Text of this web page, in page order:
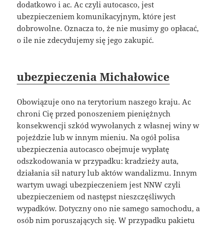
dodatkowo i ac. Ac czyli autocasco, jest
ubezpieczeniem komunikacyjnym, które jest
dobrowolne. Oznacza to, że nie musimy go opłacać,
o ile nie zdecydujemy się jego zakupić.
ubezpieczenia Michałowice
Obowiązuje ono na terytorium naszego kraju. Ac
chroni Cię przed ponoszeniem pieniężnych
konsekwencji szkód wywołanych z własnej winy w
pojeździe lub w innym mieniu. Na ogół polisa
ubezpieczenia autocasco obejmuje wypłatę
odszkodowania w przypadku: kradzieży auta,
działania sił natury lub aktów wandalizmu. Innym
wartym uwagi ubezpieczeniem jest NNW czyli
ubezpieczeniem od następst nieszczęśliwych
wypadków. Dotyczny ono nie samego samochodu, a
osób nim poruszających się. W przypadku pakietu